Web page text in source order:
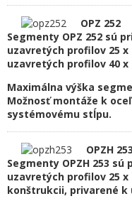
OPZ 252
Segmenty OPZ 252 sú
uzavretých profilov 25
uzavretých profilov 40 x
Maximálna výška
Možnosť montáže k
systémovému stĺpu.
OPZH 253
Segmenty OPZH 253
uzavretých profilov 25
konštrukcii, privarené k